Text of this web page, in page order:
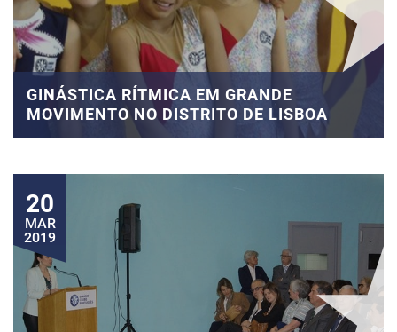
GINÁSTICA RÍTMICA EM GRANDE
MOVIMENTO NO DISTRITO DE LISBOA
20
MAR
2019